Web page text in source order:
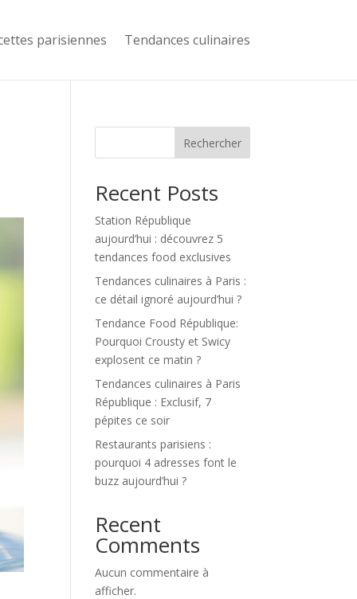
parisiennes Tendances culinaires
Rechercher
Recent Posts
Station République
aujourd’hui : découvrez 5
tendances food exclusives
Tendances culinaires à Paris :
ce détail ignoré aujourd’hui ?
Tendance Food République:
Pourquoi Crousty et Swicy
explosent ce matin ?
Tendances culinaires à Paris
République : Exclusif, 7
pépites ce soir
Restaurants parisiens :
pourquoi 4 adresses font le
buzz aujourd’hui ?
Recent
Comments
Aucun commentaire à
afficher.